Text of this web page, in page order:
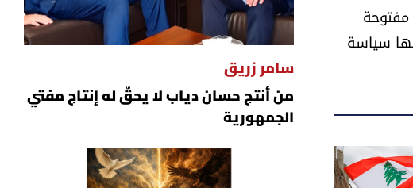
مفتوحة
سياسة
سامر زريق
من أنتج حسان دياب لا يحقّ له إنتاج مفتي
الجمهورية